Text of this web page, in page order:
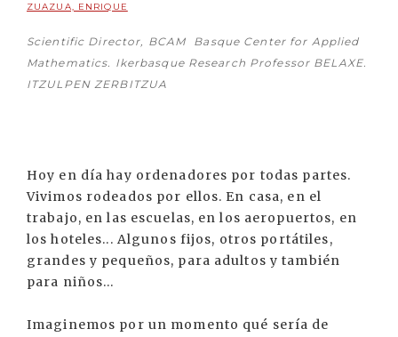
ZUAZUA, ENRIQUE
Scientific Director, BCAM  Basque Center for Applied
Mathematics. Ikerbasque Research Professor BELAXE.
ITZULPEN ZERBITZUA
Hoy en día hay ordenadores por todas partes.
Vivimos rodeados por ellos. En casa, en el
trabajo, en las escuelas, en los aeropuertos, en
los hoteles... Algunos fijos, otros portátiles,
grandes y pequeños, para adultos y también
para niños...
Imaginemos por un momento qué sería de